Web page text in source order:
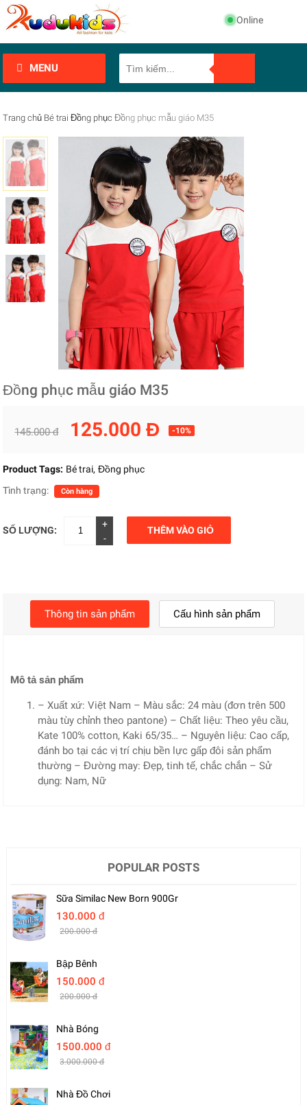
Online
MENU
Trang chủ Bé trai Đồng phục Đồng phục mẫu giáo M35
Đồng phục mẫu giáo M35
145.000 đ 125.000 Đ -10%
Product Tags: Bé trai Đồng phục
Tình trạng:
Còn hàng
SỐ LƯỢNG:
+
-
THÊM VÀO GIỎ
Thông tin sản phẩm Cấu hình sản phẩm
Mô tả sản phẩm
– Xuất xứ: Việt Nam – Màu sắc: 24 màu (đơn trên 500
màu tùy chỉnh theo pantone) – Chất liệu: Theo yêu cầu,
Kate 100% cotton, Kaki 65/35… – Nguyên liệu: Cao cấp,
đánh bo tại các vị trí chịu bền lực gấp đôi sản phẩm
thường – Đường may: Đẹp, tinh tế, chắc chắn – Sử
dụng: Nam, Nữ
POPULAR POSTS
Sữa Similac New Born 900Gr
130.000 đ
200.000 đ
Bập Bênh
150.000 đ
200.000 đ
Nhà Bóng
1500.000 đ
3.000.000 đ
Nhà Đồ Chơi